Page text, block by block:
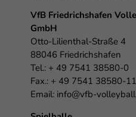
VfB Friedrichshafen
GmbH
Otto-Lilienthal-Straße 4
88046 Friedrichshafen
Tel.: + 49 7541 38580-0
Fax.: + 49 7541 38580-11
Email: info@vfb-